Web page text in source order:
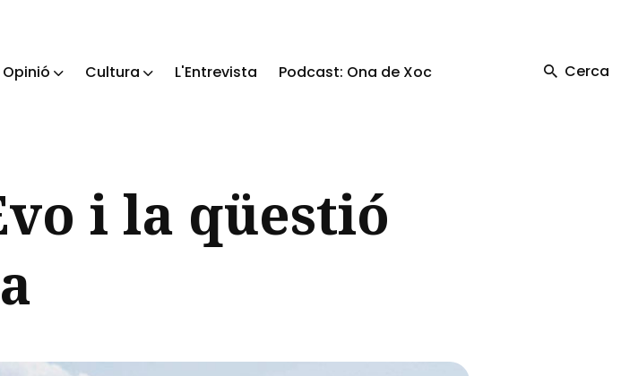
Opinió Cultura L'Entrevista Podcast: Ona de Xoc Cerca
i la qüestió